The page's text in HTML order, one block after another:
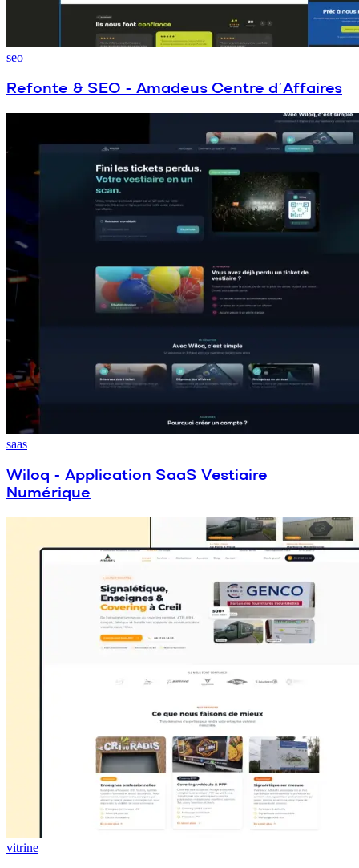
seo
Refonte & SEO - Amadeus Centre d’Affaires
saas
Wiloq - Application SaaS Vestiaire
Numérique
vitrine